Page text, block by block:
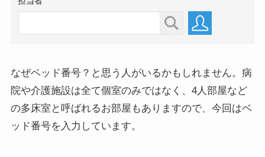
なぜベッド番号？と思う人がいるかもしれません。病
院や介護施設は全て個室のみではなく、4人部屋など
の多床室と呼ばれるお部屋もありますので、今回はベ
ッド番号を入力しています。